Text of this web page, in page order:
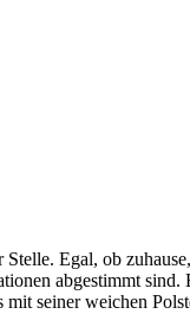
Stelle. Egal, ob
abgestimmt
seiner weichen